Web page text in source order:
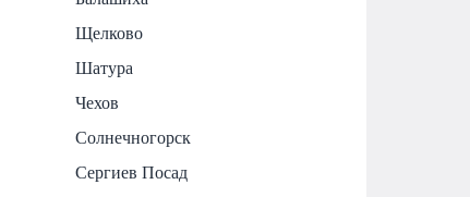
Щелково
Шатура
Чехов
Солнечногорск
Сергиев Посад